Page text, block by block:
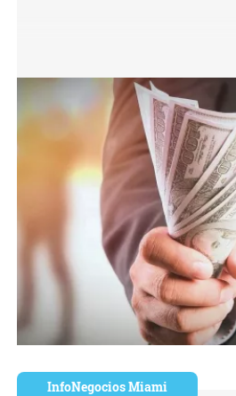
InfoNegocios Miami